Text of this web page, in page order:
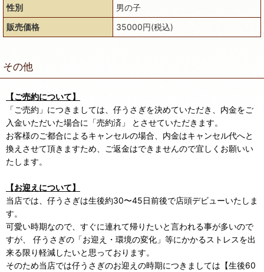
性別
男の子
販売価格
35000円(税込)
その他
【ご売約について】
「ご売約」につきましては、仔うさぎを決めていただき、内金をご
入金いただいた場合に「売約済」 とさせていただきます。
お客様のご都合によるキャンセルの場合、内金はキャンセル代へと
換えさせて頂きますため、ご返金はできませんので宜しくお願いい
たします。
【お迎えについて】
当店では、仔うさぎは生後約30〜45日前後で店頭デビューいたしま
す。
可愛い時期なので、すぐに連れて帰りたいと言われる事が多いので
すが、 仔うさぎの「お迎え・環境の変化」等にかかるストレスを出
来る限り軽減したいと思っております。
そのため当店では仔うさぎのお迎えの時期につきましては【生後60